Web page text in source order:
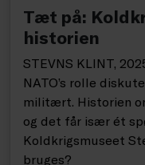
Tæt på:
historien
STEVNS KLINT,
NATO’s rolle
militært. Historien
og det får især ét
Koldkrigsmuseet
bruges?